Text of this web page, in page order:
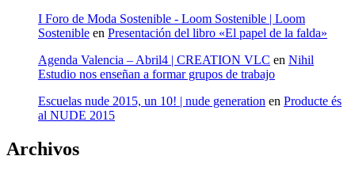
I Foro de Moda Sostenible - Loom Sostenible | Loom
Sostenible en Presentación del libro «El papel de la falda»
Agenda Valencia – Abril4 | CREATION VLC en Nihil
Estudio nos enseñan a formar grupos de trabajo
Escuelas nude 2015, un 10! | nude generation en Producte és
al NUDE 2015
Archivos